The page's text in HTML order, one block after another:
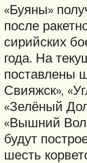
«Буяны»
после
сирийских
года. На
поставлены
Свияжск»,
«Зелёный
«Вышний
будут
шесть